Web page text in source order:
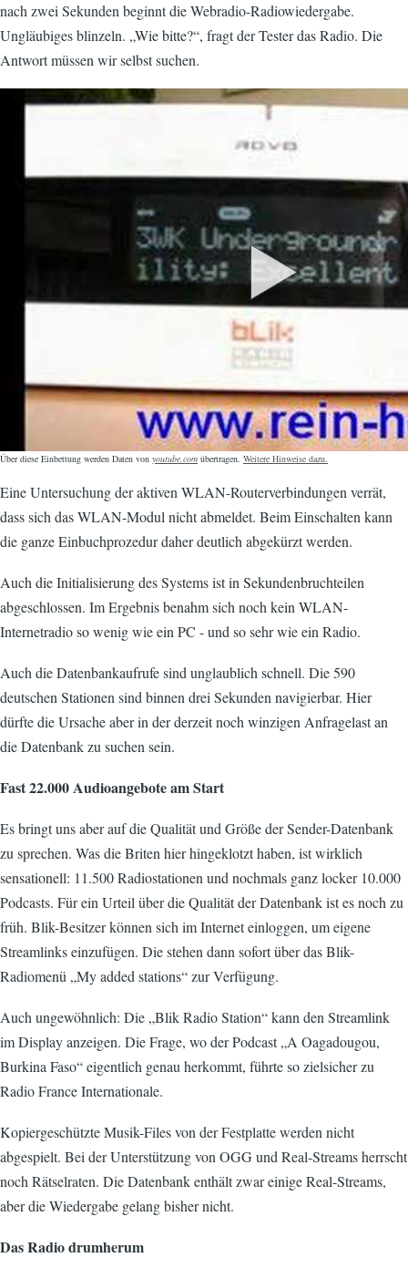
nach zwei Sekunden beginnt die Webradio-Radiowiedergabe.
Ungläubiges blinzeln. „Wie bitte?“, fragt der Tester das Radio. Die
Antwort müssen wir selbst suchen.
Über diese Einbettung werden Daten von youtube.com übertragen. Weitere Hinweise dazu.
Eine Untersuchung der aktiven WLAN-Routerverbindungen verrät,
dass sich das WLAN-Modul nicht abmeldet. Beim Einschalten kann
die ganze Einbuchprozedur daher deutlich abgekürzt werden.
Auch die Initialisierung des Systems ist in Sekundenbruchteilen
abgeschlossen. Im Ergebnis benahm sich noch kein WLAN-
Internetradio so wenig wie ein PC - und so sehr wie ein Radio.
Auch die Datenbankaufrufe sind unglaublich schnell. Die 590
deutschen Stationen sind binnen drei Sekunden navigierbar. Hier
dürfte die Ursache aber in der derzeit noch winzigen Anfragelast an
die Datenbank zu suchen sein.
Fast 22.000 Audioangebote am Start
Es bringt uns aber auf die Qualität und Größe der Sender-Datenbank
zu sprechen. Was die Briten hier hingeklotzt haben, ist wirklich
sensationell: 11.500 Radiostationen und nochmals ganz locker 10.000
Podcasts. Für ein Urteil über die Qualität der Datenbank ist es noch zu
früh. Blik-Besitzer können sich im Internet einloggen, um eigene
Streamlinks einzufügen. Die stehen dann sofort über das Blik-
Radiomenü „My added stations“ zur Verfügung.
Auch ungewöhnlich: Die „Blik Radio Station“ kann den Streamlink
im Display anzeigen. Die Frage, wo der Podcast „A Oagadougou,
Burkina Faso“ eigentlich genau herkommt, führte so zielsicher zu
Radio France Internationale.
Kopiergeschützte Musik-Files von der Festplatte werden nicht
abgespielt. Bei der Unterstützung von OGG und Real-Streams herrscht
noch Rätselraten. Die Datenbank enthält zwar einige Real-Streams,
aber die Wiedergabe gelang bisher nicht.
Das Radio drumherum